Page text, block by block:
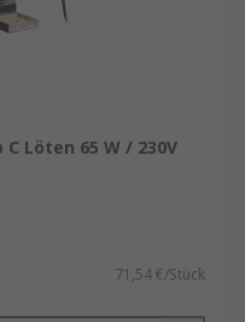
liegt in der
Löten 65 W / 230V
71,54 €/Stück